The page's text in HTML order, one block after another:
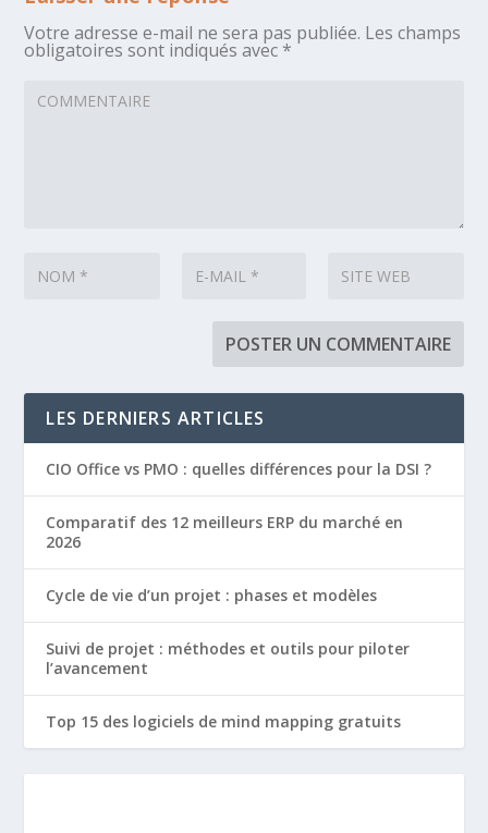
Votre adresse e-mail ne sera pas publiée. Les champs
obligatoires sont indiqués avec *
LES DERNIERS ARTICLES
CIO Office vs PMO : quelles différences pour la DSI ?
Comparatif des 12 meilleurs ERP du marché en
2026
Cycle de vie d’un projet : phases et modèles
Suivi de projet : méthodes et outils pour piloter
l’avancement
Top 15 des logiciels de mind mapping gratuits